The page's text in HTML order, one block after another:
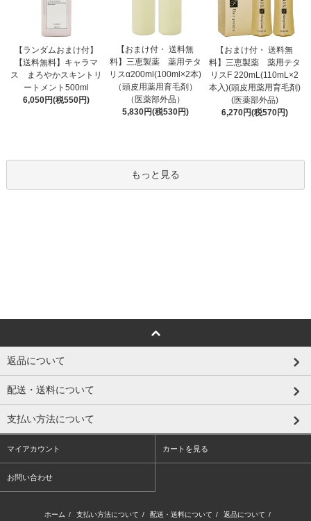
【ランダムおまけ付】
【送料無料】キャラマ
ス まろやかスキントリ
ートメント500ml
6,050円(税550円)
【おまけ付・ 送料無
料】三恵製薬 薬用テタ
リスα200ml(100ml×2本)
（頭皮用薬用育毛剤）
（医薬部外品）
5,830円(税530円)
【おまけ付・ 送料無
料】三恵製薬 薬用テタ
リスF 220mL(110mL×2
本入)(頭皮用薬用育毛剤)
(医薬部外品)
6,270円(税570円)
もっと見る
返品について
配送・送料について
支払い方法について
マイアカウント カートを見る
お問い合わせ
ホーム / 支払い方法について / 配送・送料について / 返品について /